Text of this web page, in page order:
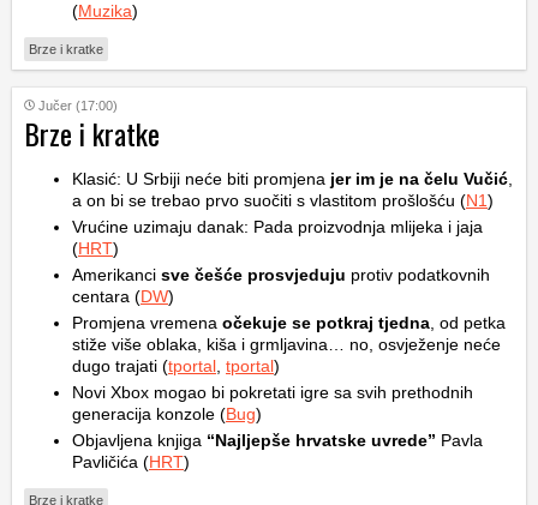
(Muzika)
Brze i kratke
Jučer (17:00)
Brze i kratke
Klasić: U Srbiji neće biti promjena jer im je na čelu Vučić
a on bi se trebao prvo suočiti s vlastitom prošlošću (N1)
Vrućine uzimaju danak: Pada proizvodnja mlijeka i jaja
(HRT)
Amerikanci sve češće prosvjeduju protiv podatkovnih
centara (DW)
Promjena vremena očekuje se potkraj tjedna , od petka
stiže više oblaka, kiša i grmljavina… no, osvježenje neće
dugo trajati (tportal tportal)
Novi Xbox mogao bi pokretati igre sa svih prethodnih
generacija konzole (Bug)
Objavljena knjiga “Najljepše hrvatske uvrede” Pavla
Pavličića (HRT)
Brze i kratke